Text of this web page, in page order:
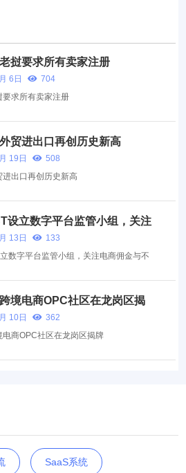
挝要求所有卖家注册
6日
704
要求所有卖家注册
贸进出口再创历史新高
19日
508
进出口再创历史新高
设立数字平台监管小组，关注
不公平竞争
13日
133
数字平台监管小组，关注电商佣金与不
境电商OPC社区在龙岗区揭
10日
362
电商OPC社区在龙岗区揭牌
SaaS系统